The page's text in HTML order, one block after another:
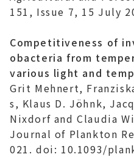
151, Issue 7, 15 July
Competitiveness of
obacteria from
various light and
Grit Mehnert,
s, Klaus D. Jöhnk,
Nixdorf and Claudia
Journal of Plankton
021. doi: 10.1093/